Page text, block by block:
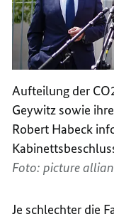
Aufteilung der
Geywitz sowie
Robert Habeck
Foto: picture
Je schlechter die